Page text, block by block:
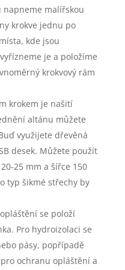
napneme malířskou
krokve jednu po
kde jsou
je a položíme
krokvový rám
krokem je našití
altánu můžete
využijete dřevěná
desek. Můžete použít
25 mm a šířce 150
typ šikmé střechy by
se položí
Pro hydroizolaci se
pásy, popřípadě
ochranu opláštění a